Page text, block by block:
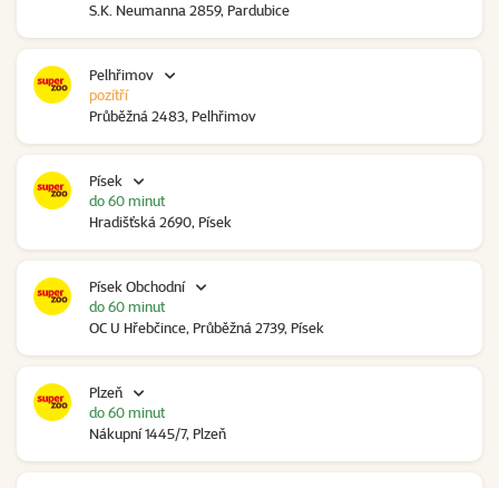
S.K. Neumanna 2859, Pardubice
Pelhřimov
Průběžná 2483, Pelhřimov
pozítří
Písek
Hradišťská 2690, Písek
do 60 minut
Písek Obchodní
OC U Hřebčince, Průběžná 2739, Písek
do 60 minut
Plzeň
Nákupní 1445/7, Plzeň
do 60 minut